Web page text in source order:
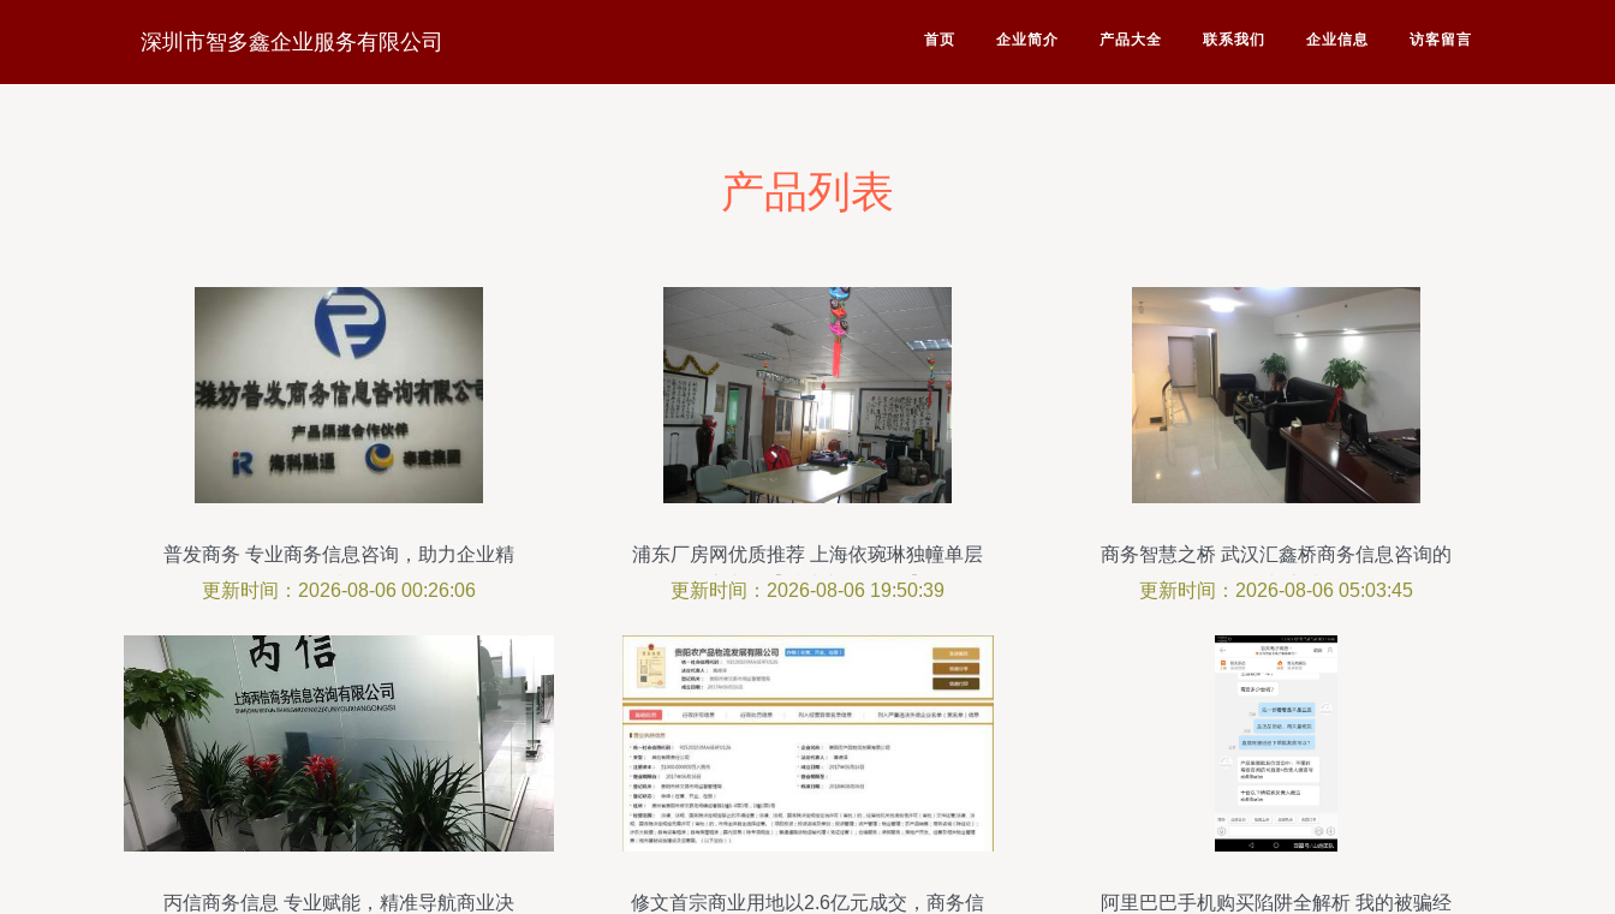
深圳市智多鑫企业服务有限公司 首页 企业简介 产品大全 联系我们 企业信息 访客留言
产品列表
普发商务 专业商务信息咨询，助力企业精
准决策
更新时间：2026-08-06 00:26:06
浦东厂房网优质推荐 上海依琬琳独幢单层
厂房出租【近迪士尼3公里】
更新时间：2026-08-06 19:50:39
商务智慧之桥 武汉汇鑫桥商务信息咨询的
价值与实践
更新时间：2026-08-06 05:03:45
丙信商务信息 专业赋能，精准导航商业决
修文首宗商业用地以2.6亿元成交，商务信
阿里巴巴手机购买陷阱全解析 我的被骗经